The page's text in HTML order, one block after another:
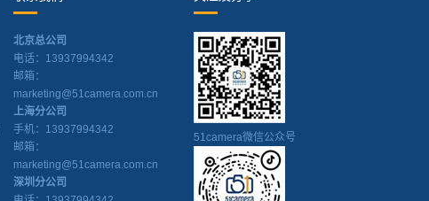
北京总公司
电话：13937994342
邮箱：
marketing@51camera.com.cn
上海分公司
手机：13937994342
邮箱：
marketing@51camera.com.cn
深圳分公司
51camera微信公众号